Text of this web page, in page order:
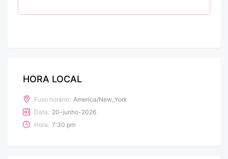
HORA LOCAL
Fuso horário: America/New_York
Data: 20-junho-2026
Hora: 7:30 pm